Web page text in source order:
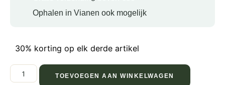
Ophalen in Vianen ook mogelijk
30% korting op elk derde artikel
TOEVOEGEN AAN WINKELWAGEN